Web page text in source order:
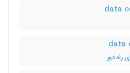
راه دور